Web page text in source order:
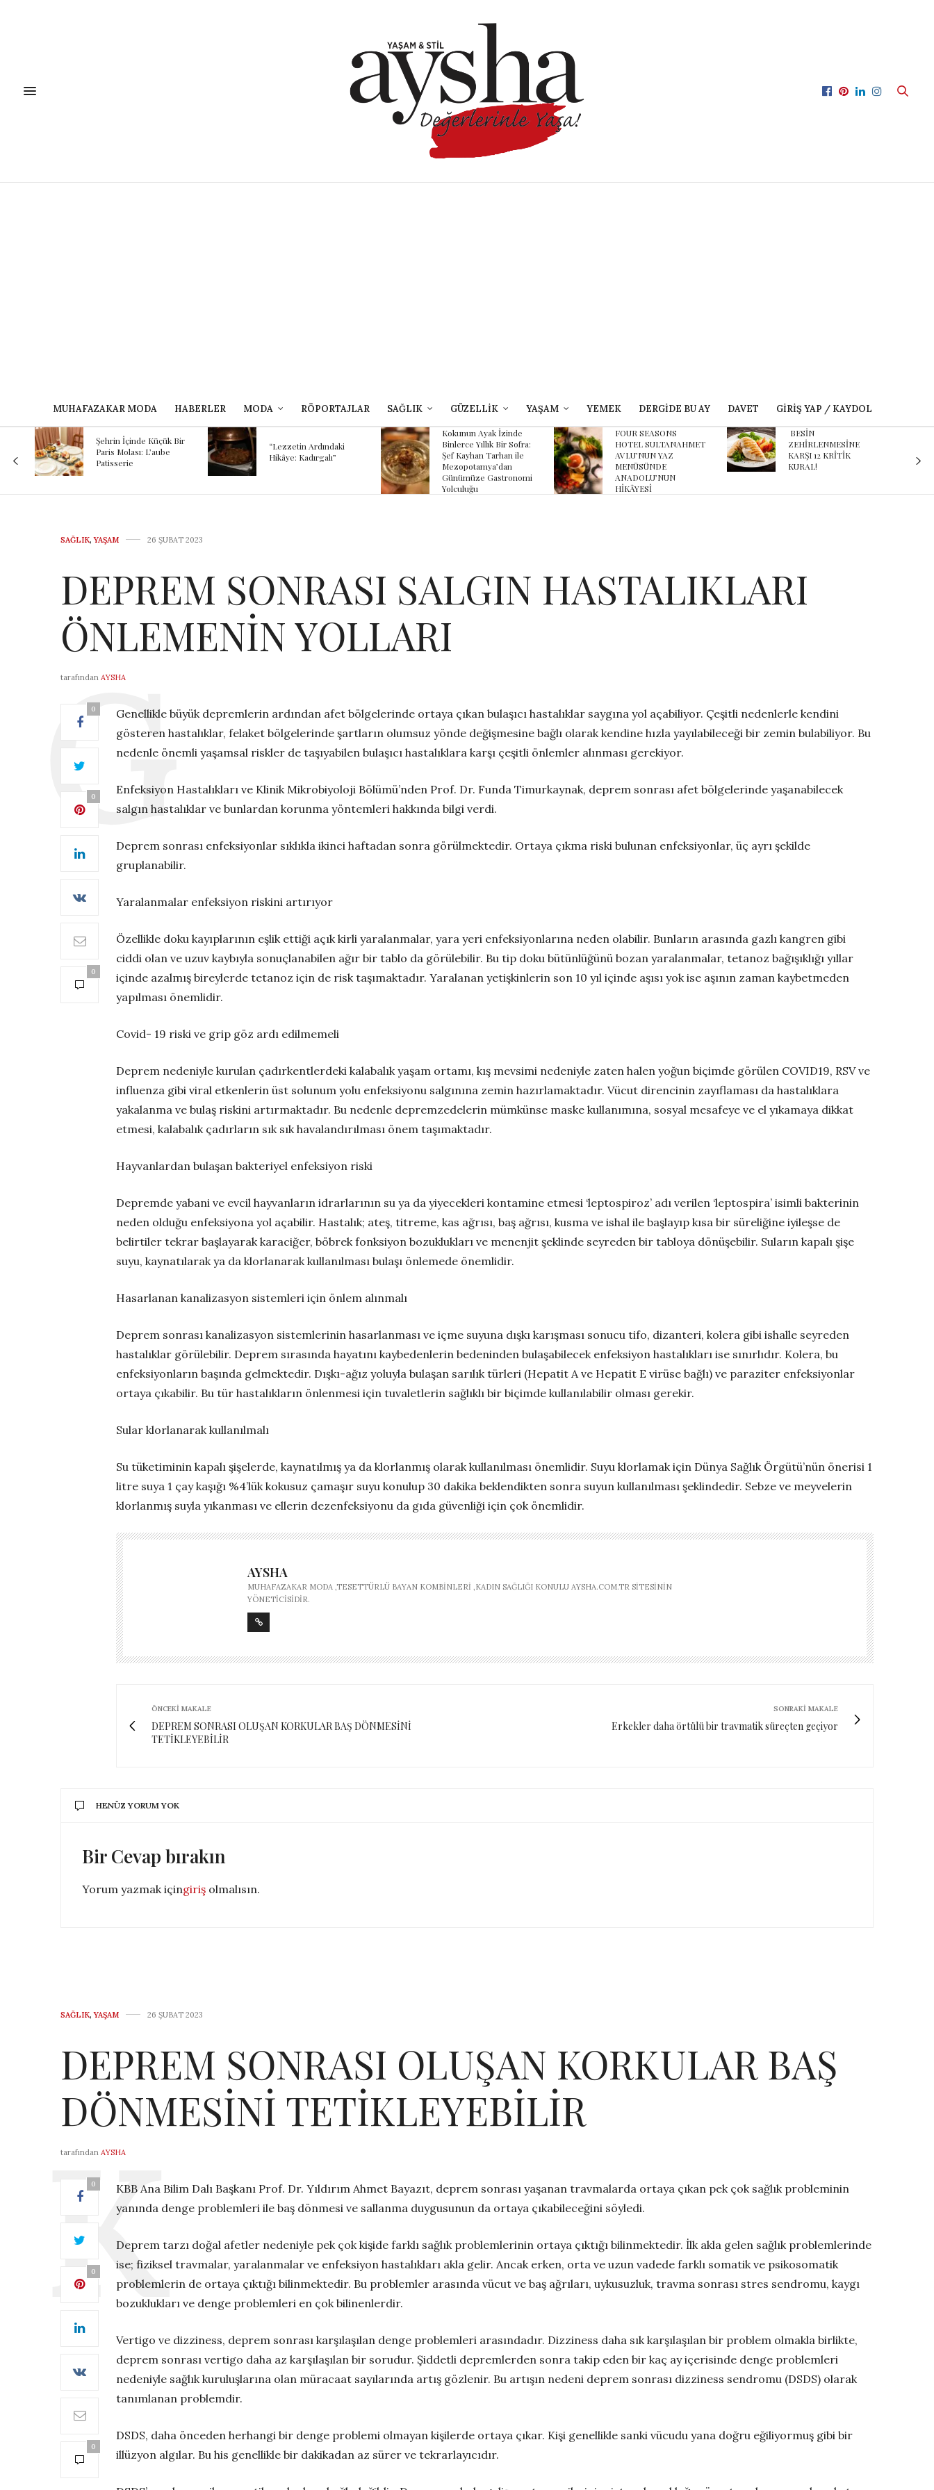
MUHAFAZAKAR MODA HABERLER MODA RÖPORTAJLAR SAĞLIK GÜZELLİK YAŞAM YEMEK DERGIDE BU AY DAVET GIRIŞ YAP / KAYDOL
“Lezzetin Ardındaki
Hikâye: Kadırgalı”
Binlerce Yıllık Bir Sofra:
Şef Kayhan Tarhan ile
FOUR SEASONS
HOTEL SULTANAHMET
AVLU’NUN YAZ
MENÜSÜNDE
ANADOLU’NUN
HİKÂYESİ
BESİN
ZEHİRLENMESİNE
KARŞI 12 KRİTİK
KURAL!
Karnaval’dan geçmişe
davet eden yeni
podcast serisi: Ayşegül
Aldinç ile O Zaman
SAĞLIK, YAŞAM 26 ŞUBAT 2023
DEPREM SONRASI SALGIN HASTALIKLARI
ÖNLEMENİN YOLLARI
tarafından AYSHA
0
0
0
Genellikle büyük depremlerin ardından afet bölgelerinde ortaya çıkan bulaşıcı hastalıklar saygına yol açabiliyor. Çeşitli nedenlerle kendini
gösteren hastalıklar, felaket bölgelerinde şartların olumsuz yönde değişmesine bağlı olarak kendine hızla yayılabileceği bir zemin bulabiliyor. Bu
nedenle önemli yaşamsal riskler de taşıyabilen bulaşıcı hastalıklara karşı çeşitli önlemler alınması gerekiyor.
Enfeksiyon Hastalıkları ve Klinik Mikrobiyoloji Bölümü’nden Prof. Dr. Funda Timurkaynak, deprem sonrası afet bölgelerinde yaşanabilecek
salgın hastalıklar ve bunlardan korunma yöntemleri hakkında bilgi verdi.
Deprem sonrası enfeksiyonlar sıklıkla ikinci haftadan sonra görülmektedir. Ortaya çıkma riski bulunan enfeksiyonlar, üç ayrı şekilde
gruplanabilir.
Yaralanmalar enfeksiyon riskini artırıyor
Özellikle doku kayıplarının eşlik ettiği açık kirli yaralanmalar, yara yeri enfeksiyonlarına neden olabilir. Bunların arasında gazlı kangren gibi
ciddi olan ve uzuv kaybıyla sonuçlanabilen ağır bir tablo da görülebilir. Bu tip doku bütünlüğünü bozan yaralanmalar, tetanoz bağışıklığı yıllar
içinde azalmış bireylerde tetanoz için de risk taşımaktadır. Yaralanan yetişkinlerin son 10 yıl içinde aşısı yok ise aşının zaman kaybetmeden
yapılması önemlidir.
Covid- 19 riski ve grip göz ardı edilmemeli
Deprem nedeniyle kurulan çadırkentlerdeki kalabalık yaşam ortamı, kış mevsimi nedeniyle zaten halen yoğun biçimde görülen COVID19, RSV ve
influenza gibi viral etkenlerin üst solunum yolu enfeksiyonu salgınına zemin hazırlamaktadır. Vücut direncinin zayıflaması da hastalıklara
yakalanma ve bulaş riskini artırmaktadır. Bu nedenle depremzedelerin mümkünse maske kullanımına, sosyal mesafeye ve el yıkamaya dikkat
etmesi, kalabalık çadırların sık sık havalandırılması önem taşımaktadır.
Hayvanlardan bulaşan bakteriyel enfeksiyon riski
Depremde yabani ve evcil hayvanların idrarlarının su ya da yiyecekleri kontamine etmesi ‘leptospiroz’ adı verilen ‘leptospira’ isimli bakterinin
neden olduğu enfeksiyona yol açabilir. Hastalık; ateş, titreme, kas ağrısı, baş ağrısı, kusma ve ishal ile başlayıp kısa bir süreliğine iyileşse de
belirtiler tekrar başlayarak karaciğer, böbrek fonksiyon bozuklukları ve menenjit şeklinde seyreden bir tabloya dönüşebilir. Suların kapalı şişe
suyu, kaynatılarak ya da klorlanarak kullanılması bulaşı önlemede önemlidir.
Hasarlanan kanalizasyon sistemleri için önlem alınmalı
Deprem sonrası kanalizasyon sistemlerinin hasarlanması ve içme suyuna dışkı karışması sonucu tifo, dizanteri, kolera gibi ishalle seyreden
hastalıklar görülebilir. Deprem sırasında hayatını kaybedenlerin bedeninden bulaşabilecek enfeksiyon hastalıkları ise sınırlıdır. Kolera, bu
enfeksiyonların başında gelmektedir. Dışkı-ağız yoluyla bulaşan sarılık türleri (Hepatit A ve Hepatit E virüse bağlı) ve paraziter enfeksiyonlar
ortaya çıkabilir. Bu tür hastalıkların önlenmesi için tuvaletlerin sağlıklı bir biçimde kullanılabilir olması gerekir.
Sular klorlanarak kullanılmalı
Su tüketiminin kapalı şişelerde, kaynatılmış ya da klorlanmış olarak kullanılması önemlidir. Suyu klorlamak için Dünya Sağlık Örgütü’nün önerisi 1
litre suya 1 çay kaşığı %4’lük kokusuz çamaşır suyu konulup 30 dakika beklendikten sonra suyun kullanılması şeklindedir. Sebze ve meyvelerin
klorlanmış suyla yıkanması ve ellerin dezenfeksiyonu da gıda güvenliği için çok önemlidir.
AYSHA
MUHAFAZAKAR MODA ,TESETTÜRLÜ BAYAN KOMBINLERI ,KADIN SAĞLIĞI KONULU AYSHA.COM.TR SITESININ
YÖNETICISIDIR.
ÖNCEKI MAKALE
DEPREM SONRASI OLUŞAN KORKULAR BAŞ DÖNMESİNİ
TETİKLEYEBİLİR
SONRAKI MAKALE
Erkekler daha örtülü bir travmatik süreçten geçiyor
HENÜZ YORUM YOK
Bir Cevap bırakın
Yorum yazmak içingiriş olmalısın.
SAĞLIK, YAŞAM 26 ŞUBAT 2023
DEPREM SONRASI OLUŞAN KORKULAR BAŞ
DÖNMESİNİ TETİKLEYEBİLİR
tarafından AYSHA
0
0
0
KBB Ana Bilim Dalı Başkanı Prof. Dr. Yıldırım Ahmet Bayazıt, deprem sonrası yaşanan travmalarda ortaya çıkan pek çok sağlık probleminin
yanında denge problemleri ile baş dönmesi ve sallanma duygusunun da ortaya çıkabileceğini söyledi.
Deprem tarzı doğal afetler nedeniyle pek çok kişide farklı sağlık problemlerinin ortaya çıktığı bilinmektedir. İlk akla gelen sağlık problemlerinde
ise; fiziksel travmalar, yaralanmalar ve enfeksiyon hastalıkları akla gelir. Ancak erken, orta ve uzun vadede farklı somatik ve psikosomatik
problemlerin de ortaya çıktığı bilinmektedir. Bu problemler arasında vücut ve baş ağrıları, uykusuzluk, travma sonrası stres sendromu, kaygı
bozuklukları ve denge problemleri en çok bilinenlerdir.
Vertigo ve dizziness, deprem sonrası karşılaşılan denge problemleri arasındadır. Dizziness daha sık karşılaşılan bir problem olmakla birlikte,
deprem sonrası vertigo daha az karşılaşılan bir sorudur. Şiddetli depremlerden sonra takip eden bir kaç ay içerisinde denge problemleri
nedeniyle sağlık kuruluşlarına olan müracaat sayılarında artış gözlenir. Bu artışın nedeni deprem sonrası dizziness sendromu (DSDS) olarak
tanımlanan problemdir.
DSDS, daha önceden herhangi bir denge problemi olmayan kişilerde ortaya çıkar. Kişi genellikle sanki vücudu yana doğru eğiliyormuş gibi bir
illüzyon algılar. Bu his genellikle bir dakikadan az sürer ve tekrarlayıcıdır.